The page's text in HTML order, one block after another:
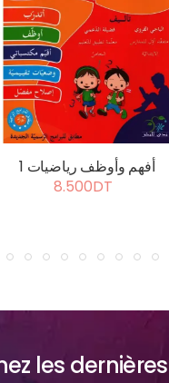
أفهم وأوظف رياضيات 1
8.500DT
les